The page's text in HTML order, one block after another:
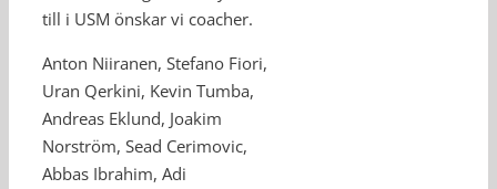
till i USM önskar vi coacher.
Anton Niiranen, Stefano Fiori,
Uran Qerkini, Kevin Tumba,
Andreas Eklund, Joakim
Norström, Sead Cerimovic,
Abbas Ibrahim, Adi